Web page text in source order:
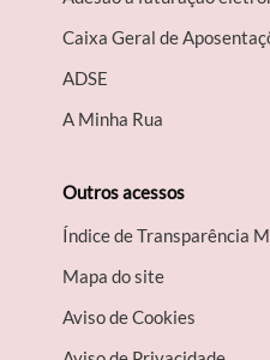
Caixa Geral de
A​DSE
A Minha Rua
Outros acessos
Índice de Transparência
Mapa do site
Aviso de Cookies